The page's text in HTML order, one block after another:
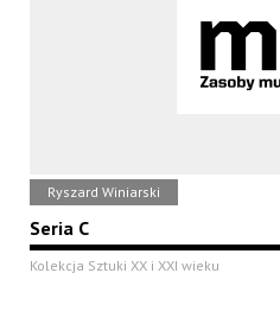
Ryszard Winiarski
Seria C
Kolekcja Sztuki XX i XXI wieku